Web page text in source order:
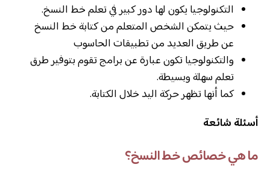
التكنولوجيا يكون لها دور كبير في تعلم خط النسخ.
حيث يتمكن الشخص المتعلم من كتابة خط النسخ
عن طريق العديد من تطبيقات الحاسوب
والتكنولوجيا تكون عبارة عن برامج تقوم بتوفير طرق
تعلم سهلة وبسيطة.
كما أنها تظهر حركة اليد خلال الكتابة.
أسئلة شائعة
ما هي خصائص خط النسخ؟